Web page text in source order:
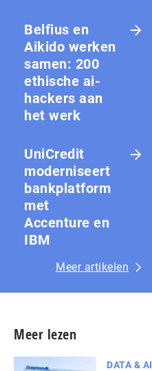
Belfius en
Aikido werken
samen: 200
ethische ai-
hackers aan
het werk
UniCredit
moderniseert
bankplatform
met
Accenture en
IBM
Meer artikelen
Meer lezen
DATA & AI